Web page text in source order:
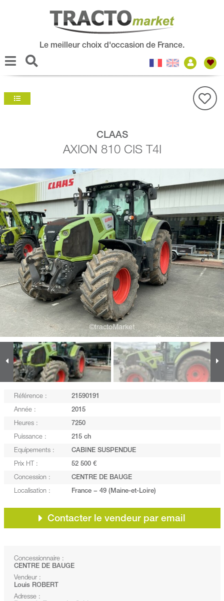
Le meilleur choix d'occasion de France.
CLAAS
AXION 810 CIS T4I
Référence : 21590191
Année : 2015
Heures : 7250
Puissance : 215 ch
Equipements : CABINE SUSPENDUE
Prix HT : 52 500 €
Concession : CENTRE DE BAUGE
Localisation : France − 49 (Maine-et-Loire)
Contacter le vendeur par email
Concessionnaire :
CENTRE DE BAUGE
Vendeur :
Louis ROBERT
Adresse :